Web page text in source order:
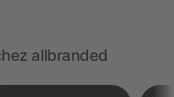
allbranded